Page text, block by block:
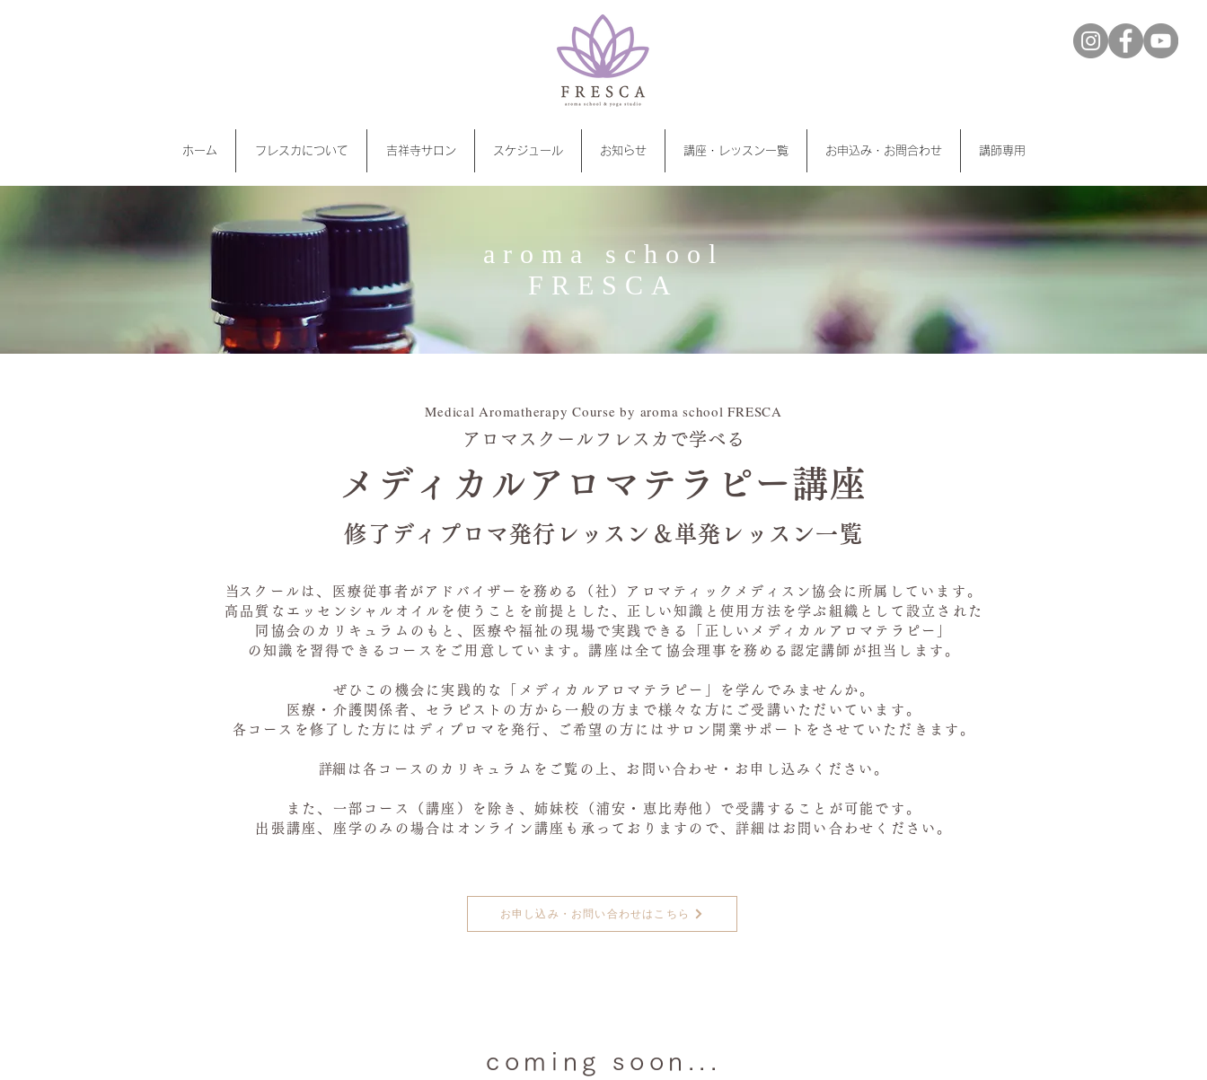
ホーム フレスカについて 吉祥寺サロン スケジュール お知らせ 講座・レッスン一覧 お申込み・お問合わせ 講師専用
aroma school
FRESCA
Medical Aromatherapy Course by aroma school FRESCA
アロマスクールフレスカで学べる
メディカルアロマテラピー​講座
修了ディプロマ発行​レッスン＆単発レッスン一覧
​当スクールは、医療従事者がアドバイザーを務める（社）アロマティックメディスン協会に所属しています。
高品質なエッセンシャルオイルを使うことを前提とした、正しい知識と使用方法を学ぶ組織として 設立された
同協会のカリキュラムのもと、医療や福祉の現場で実践できる「正しいメディカルアロマテラピー」
の知識を習得できるコースをご用意しています。講座は全て協会理事を務める認定講師が担当します。
ぜひこの機会に実践的な「メディカルアロマテラピー」を学んでみませんか。
医療・介護関係者、セラピストの方から一般の方まで様々な方にご受講いただいています。
各コースを修了した方にはディプロマを発行、ご希望の方にはサロン開業サポートをさせていただきます。
​詳細は各コースのカリキュラムをご覧の上、お問い合わせ・お申し込みください。
また、一部コース（講座）を除き、姉妹校（浦安・恵比寿他）で受講することが可能です。
出張講座、​座学のみの場合はオンライン講座も承っておりますので、詳細はお問い合わせください。
お申し込み・お問い合わせはこちら
coming soon...